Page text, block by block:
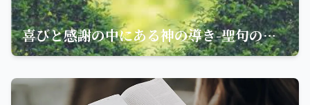
喜びと感謝の中にある神の導き-聖句の意味